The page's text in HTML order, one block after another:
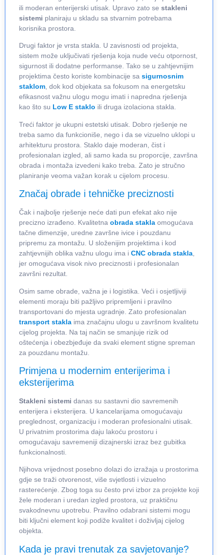
ili moderan enterijerski utisak. Upravo zato se stakleni
sistemi planiraju u skladu sa stvarnim potrebama
korisnika prostora.
Drugi faktor je vrsta stakla. U zavisnosti od projekta,
sistem može uključivati rješenja koja nude veću otpornost,
sigurnost ili dodatne performanse. Tako se u zahtjevnijim
projektima često koriste kombinacije sa sigurnosnim
staklom, dok kod objekata sa fokusom na energetsku
efikasnost važnu ulogu mogu imati i napredna rješenja
kao što su Low E staklo ili druga izolaciona stakla.
Treći faktor je ukupni estetski utisak. Dobro rješenje ne
treba samo da funkcioniše, nego i da se vizuelno uklopi u
arhitekturu prostora. Staklo daje moderan, čist i
profesionalan izgled, ali samo kada su proporcije, završna
obrada i montaža izvedeni kako treba. Zato je stručno
planiranje veoma važan korak u cijelom procesu.
Značaj obrade i tehničke preciznosti
Čak i najbolje rješenje neće dati pun efekat ako nije
precizno izrađeno. Kvalitetna obrada stakla omogućava
tačne dimenzije, uredne završne ivice i pouzdanu
pripremu za montažu. U složenijim projektima i kod
zahtjevnijih oblika važnu ulogu ima i CNC obrada stakla,
jer omogućava visok nivo preciznosti i profesionalan
završni rezultat.
Osim same obrade, važna je i logistika. Veći i osjetljiviji
elementi moraju biti pažljivo pripremljeni i pravilno
transportovani do mjesta ugradnje. Zato profesionalan
transport stakla ima značajnu ulogu u završnom kvalitetu
cijelog projekta. Na taj način se smanjuje rizik od
oštećenja i obezbjeđuje da svaki element stigne spreman
za pouzdanu montažu.
Primjena u modernim enterijerima i
eksterijerima
Stakleni sistemi danas su sastavni dio savremenih
enterijera i eksterijera. U kancelarijama omogućavaju
preglednost, organizaciju i moderan profesionalni utisak.
U privatnim prostorima daju lakoću prostoru i
omogućavaju savremeniji dizajnerski izraz bez gubitka
funkcionalnosti.
Njihova vrijednost posebno dolazi do izražaja u prostorima
gdje se traži otvorenost, više svjetlosti i vizuelno
rasterećenje. Zbog toga su često prvi izbor za projekte koji
žele moderan i uredan izgled prostora, uz praktičnu
svakodnevnu upotrebu. Pravilno odabrani sistemi mogu
biti ključni element koji podiže kvalitet i doživljaj cijelog
objekta.
Kada je pravi trenutak za savjetovanje?